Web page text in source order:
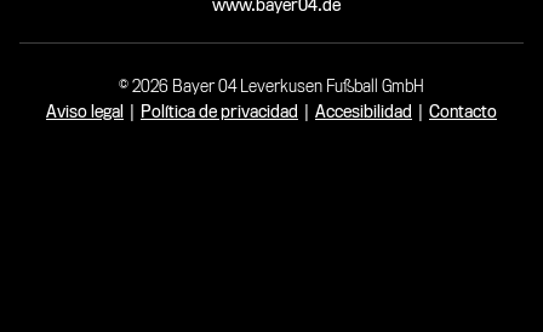
www.bayer04.de
© 2026 Bayer 04 Leverkusen Fußball GmbH
Aviso legal
Política de privacidad Accesibilidad Contacto